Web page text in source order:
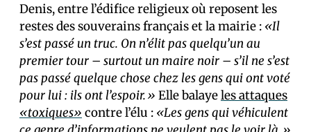
Denis, entre l’édifice religieux où reposent les
restes des souverains français et la mairie : «Il
s’est passé un truc. On n’élit pas quelqu’un au
premier tour – surtout un maire noir – s’il ne s’est
pas passé quelque chose chez les gens qui ont voté
pour lui : ils ont l’espoir.» Elle balayeles attaques
«toxiques» contre l’élu : «Les gens qui véhiculent